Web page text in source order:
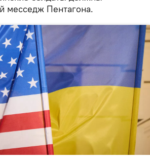
месседж Пентагона.